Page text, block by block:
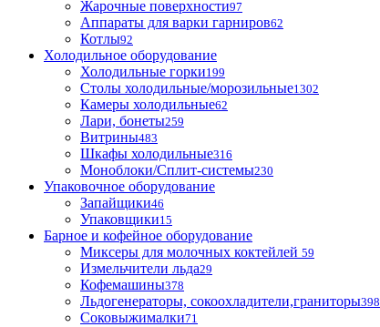
Жарочные поверхности97
Аппараты для варки гарниров62
Котлы92
Холодильное оборудование
Холодильные горки199
Столы холодильные/морозильные1302
Камеры холодильные62
Лари, бонеты259
Витрины483
Шкафы холодильные316
Моноблоки/Сплит-системы230
Упаковочное оборудование
Запайщики46
Упаковщики15
Барное и кофейное оборудование
Миксеры для молочных коктейлей 59
Измельчители льда29
Кофемашины378
Льдогенераторы, сокоохладители,граниторы398
Соковыжималки71